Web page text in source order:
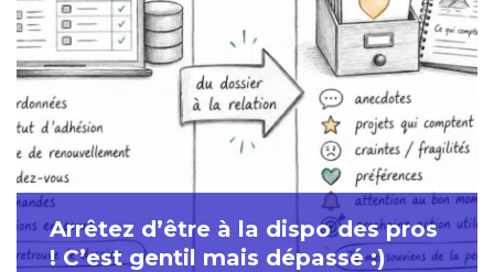
Arrêtez d’être à la dispo des pros
! C’est gentil mais dépassé :)